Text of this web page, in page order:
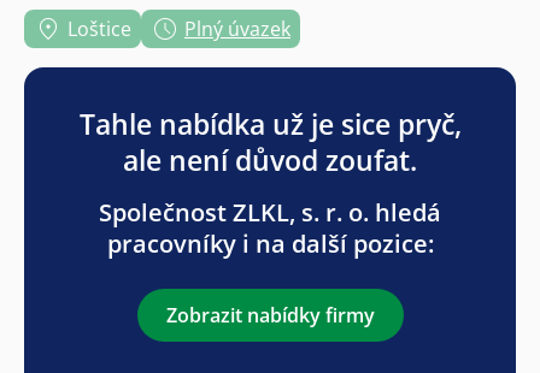
Loštice Plný úvazek
Tahle nabídka už je sice pryč,
ale není důvod zoufat.
Společnost ZLKL, s. r. o. hledá
pracovníky i na další pozice:
Zobrazit nabídky firmy